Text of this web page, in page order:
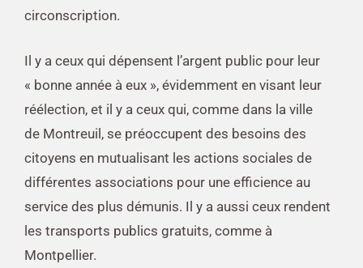
circonscription.
Il y a ceux qui dépensent l’argent public pour leur
« bonne année à eux », évidemment en visant leur
réélection, et il y a ceux qui, comme dans la ville
de Montreuil, se préoccupent des besoins des
citoyens en mutualisant les actions sociales de
différentes associations pour une efficience au
service des plus démunis. Il y a aussi ceux rendent
les transports publics gratuits, comme à
Montpellier.